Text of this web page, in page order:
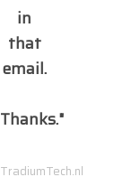
in
that
email.
Thanks."
TradiumTech.nl